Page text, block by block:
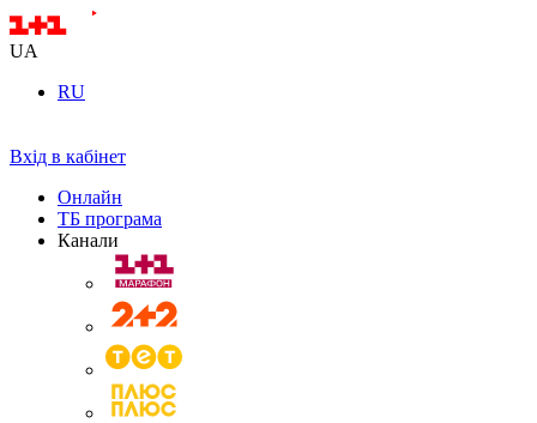
UA
RU
Вхід в кабінет
Онлайн
ТБ програма
Канали